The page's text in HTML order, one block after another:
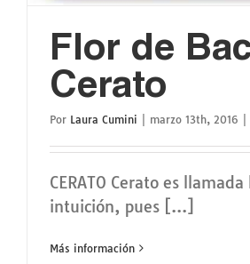
Flor de
Cerato
Por Laura Cumini marzo 13th, 2016
CERATO Cerato es
intuición, pues [...]
Más información